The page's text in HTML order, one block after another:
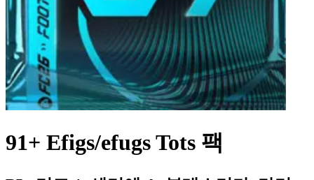
91+ Efigs/efugs Tots 팩